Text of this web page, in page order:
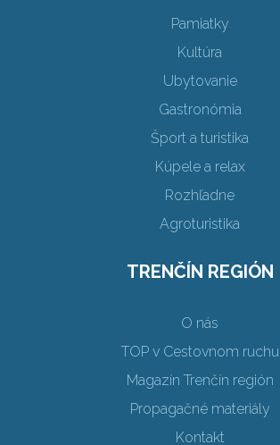
Pamiatky
Kultúra
Ubytovanie
Gastronómia
Šport a turistika
Kúpele a relax
Rozhľadne
Agroturistika
TRENČÍN REGIÓN
O nás
TOP v Cestovnom ruchu
Magazín Trenčín región
Propagačné materiály
Kontakt